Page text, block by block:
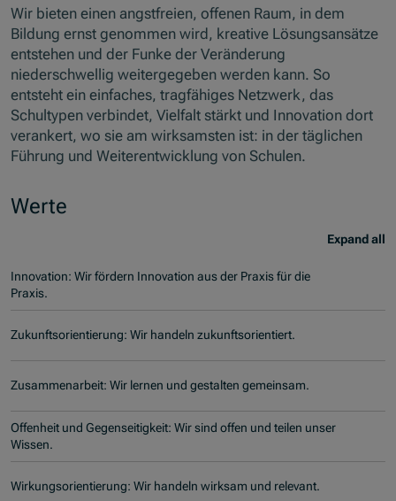
Wir bieten einen angstfreien, offenen Raum, in dem
Bildung ernst genommen wird, kreative Lösungsansätze
entstehen und der Funke der Veränderung
niederschwellig weitergegeben werden kann. So
entsteht ein einfaches, tragfähiges Netzwerk, das
Schultypen verbindet, Vielfalt stärkt und Innovation dort
verankert, wo sie am wirksamsten ist: in der täglichen
Führung und Weiterentwicklung von Schulen.
Werte
Expand all
Innovation: Wir fördern Innovation aus der Praxis für die
Praxis.
Zukunftsorientierung: Wir handeln zukunftsorientiert.
Zusammenarbeit: Wir lernen und gestalten gemeinsam.
Offenheit und Gegenseitigkeit: Wir sind offen und teilen unser
Wissen.
Wirkungsorientierung: Wir handeln wirksam und relevant.